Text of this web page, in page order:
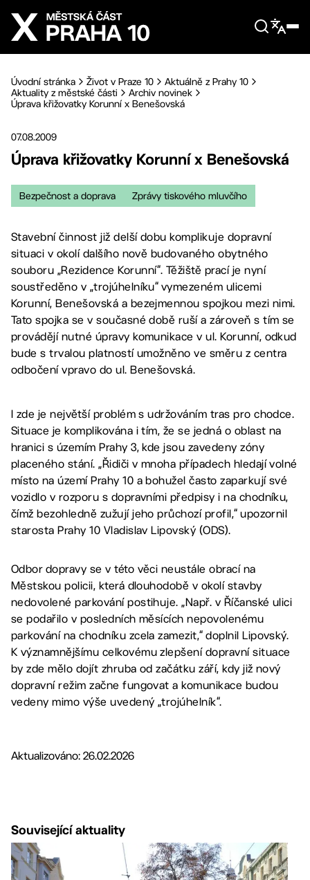
Přejít na hlavní obsah
Úvodní stránka Život v Praze 10
Aktuálně z Prahy 10
Aktuality z městské části
Archiv novinek
Úprava křižovatky Korunní x Benešovská
07.08.2009
Úprava křižovatky Korunní x Benešovská
Bezpečnost a doprava Zprávy tiskového mluvčího
Stavební činnost již delší dobu komplikuje dopravní
situaci v okolí dalšího nově budovaného obytného
souboru „Rezidence Korunní“. Těžiště prací je nyní
soustředěno v „trojúhelníku“ vymezeném ulicemi
Korunní, Benešovská a bezejmennou spojkou mezi nimi.
Tato spojka se v současné době ruší a zároveň s tím se
provádějí nutné úpravy komunikace v ul. Korunní, odkud
bude s trvalou platností umožněno ve směru z centra
odbočení vpravo do ul. Benešovská.
I zde je největší problém s udržováním tras pro chodce.
Situace je komplikována i tím, že se jedná o oblast na
hranici s územím Prahy 3, kde jsou zavedeny zóny
placeného stání. „Řidiči v mnoha případech hledají volné
místo na území Prahy 10 a bohužel často zaparkují své
vozidlo v rozporu s dopravními předpisy i na chodníku,
čímž bezohledně zužují jeho průchozí profil,“ upozornil
starosta Prahy 10 Vladislav Lipovský (ODS).
Odbor dopravy se v této věci neustále obrací na
Městskou policii, která dlouhodobě v okolí stavby
nedovolené parkování postihuje. „Např. v Říčanské ulici
se podařilo v posledních měsících nepovolenému
parkování na chodníku zcela zamezit,“ doplnil Lipovský.
K významnějšímu celkovému zlepšení dopravní situace
by zde mělo dojít zhruba od začátku září, kdy již nový
dopravní režim začne fungovat a komunikace budou
vedeny mimo výše uvedený „trojúhelník“.
Aktualizováno: 26.02.2026
Související aktuality